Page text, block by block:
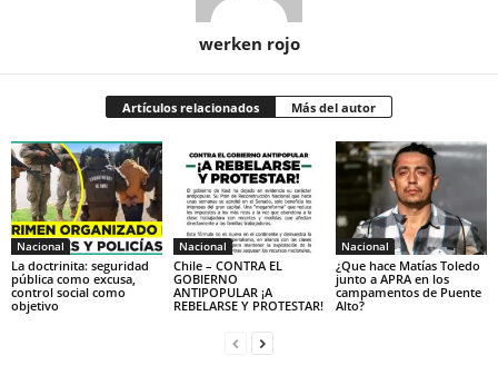
werken rojo
Artículos relacionados Más del autor
Nacional
La doctrinita: seguridad
pública como excusa,
control social como
objetivo
Nacional
Chile – CONTRA EL
GOBIERNO
ANTIPOPULAR ¡A
REBELARSE Y PROTESTAR!
Nacional
¿Que hace Matías Toledo
junto a APRA en los
campamentos de Puente
Alto?